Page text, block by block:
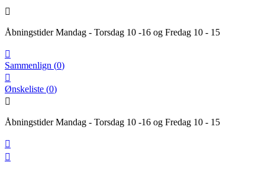

Åbningstider Mandag - Torsdag 10 -16 og Fredag 10 - 15

Sammenlign (0)

Ønskeliste (0)

Åbningstider Mandag - Torsdag 10 -16 og Fredag 10 - 15

